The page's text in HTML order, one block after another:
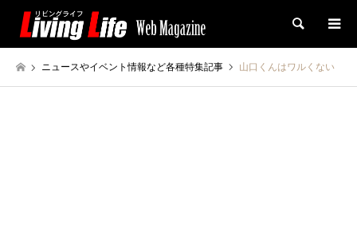
検索
ニュースやイベント情報など各種特集記事 山口くんはワルくない